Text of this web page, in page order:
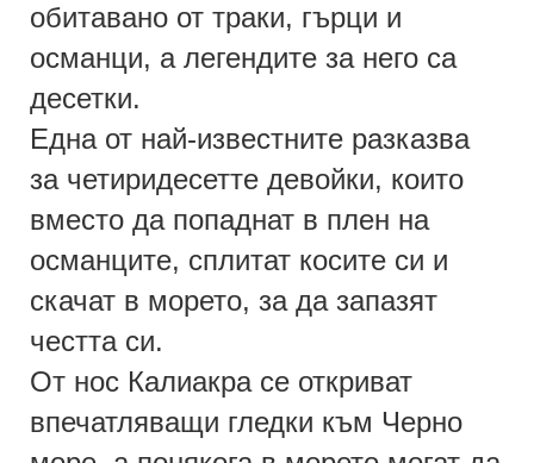
обитавано от траки, гърци и
османци, а легендите за него са
десетки.
Една от най-известните разказва
за четиридесетте девойки, които
вместо да попаднат в плен на
османците, сплитат косите си и
скачат в морето, за да запазят
честта си.
От нос Калиакра се откриват
впечатляващи гледки към Черно